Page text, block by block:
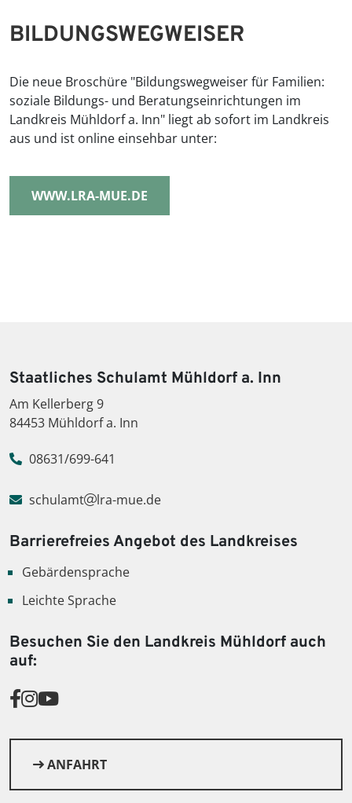
BILDUNGSWEGWEISER
Die neue Broschüre "Bildungswegweiser für Familien:
soziale Bildungs- und Beratungseinrichtungen im
Landkreis Mühldorf a. Inn" liegt ab sofort im Landkreis
aus und ist online einsehbar unter:
WWW.LRA-MUE.DE
Staatliches Schulamt Mühldorf a. Inn
Am Kellerberg 9
84453 Mühldorf a. Inn
08631/699-641
schulamt lra-mue.de
Barrierefreies Angebot des Landkreises
Gebärdensprache
Leichte Sprache
Besuchen Sie den Landkreis Mühldorf auch
auf:
ANFAHRT